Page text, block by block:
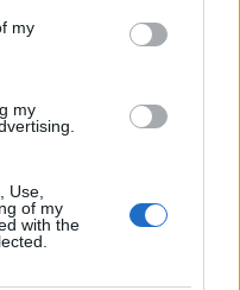
my
my
Use,
of my
with the
δύο
ελάττωση κατά
τραχήλου
είχαν
ηλικία μικρότερη
μη
μελέτες,